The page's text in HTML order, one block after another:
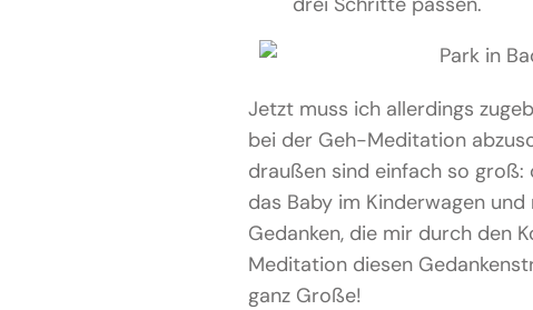
Jetzt muss ich allerdings
bei der Geh-Meditation
draußen sind einfach so groß:
das Baby im Kinderwagen
Gedanken, die mir durch den
Meditation diesen
ganz Große!